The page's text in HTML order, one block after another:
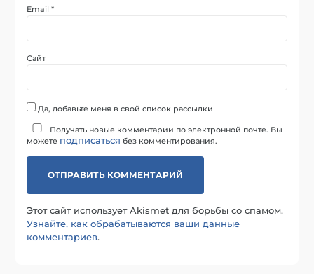
Email*
Сайт
Да, добавьте меня в свой список рассылки
Получать новые комментарии по электронной почте. Вы
можете подписаться без комментирования.
Этот сайт использует Akismet для борьбы со спамом.
Узнайте, как обрабатываются ваши данные
комментариев.